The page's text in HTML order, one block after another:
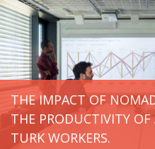
THE IMPACT OF
THE PRODUCTIVITY
TURK WORKERS.